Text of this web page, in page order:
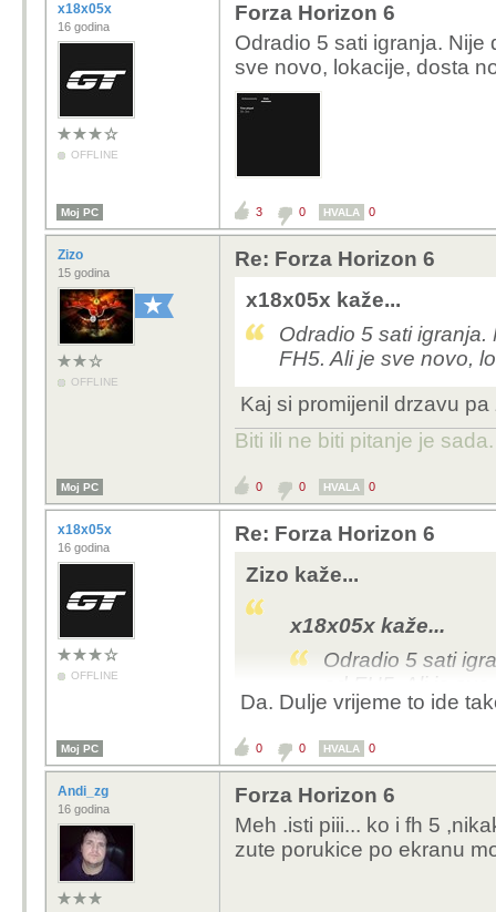
x18x05x
16 godina
OFFLINE
Forza Horizon 6
Odradio 5 sati igranja.
sve novo, lokacije, dosta
Moj PC 3 0 HVALA 0
Zizo
15 godina
OFFLINE
Re: Forza Horizon 6
x18x05x kaže...
Odradio 5 sati
FH5. Ali je sve novo,
Kaj si promijenil drzavu
Biti ili ne biti pitanje je sada.
Moj PC 0 0 HVALA 0
x18x05x
16 godina
OFFLINE
Re: Forza Horizon 6
Zizo kaže...
x18x05x kaže...
Odradio 5 sati
od FH5. Ali je
baš.
Kaj si promijenil
noci.
Da. Dulje vrijeme to ide
Moj PC 0 0 HVALA 0
Andi_zg
16 godina
Forza Horizon 6
Meh .isti piii... ko i fh 5
zute porukice po ekranu